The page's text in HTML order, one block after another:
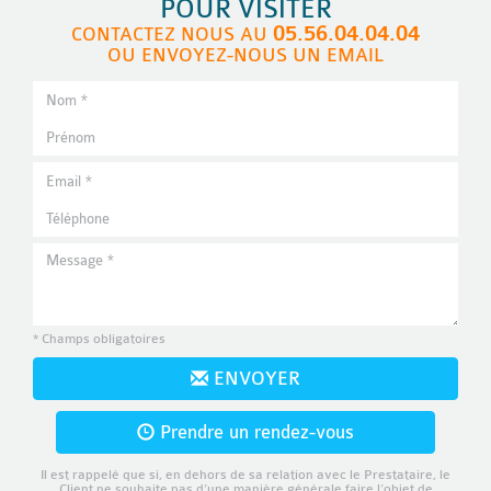
POUR VISITER
CONTACTEZ NOUS AU 05.56.04.04.04
OU ENVOYEZ-NOUS UN EMAIL
* Champs obligatoires
ENVOYER
Prendre un rendez-vous
Il est rappelé que si, en dehors de sa relation avec le Prestataire, le